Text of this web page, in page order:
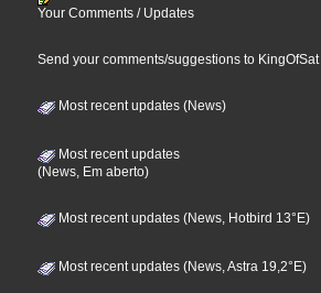
Your Comments / Updates
Send your comments/suggestions to KingOfSat
Most recent updates (News)
Most recent updates
(News, Em aberto)
Most recent updates (News, Hotbird 13°E)
Most recent updates (News, Astra 19,2°E)